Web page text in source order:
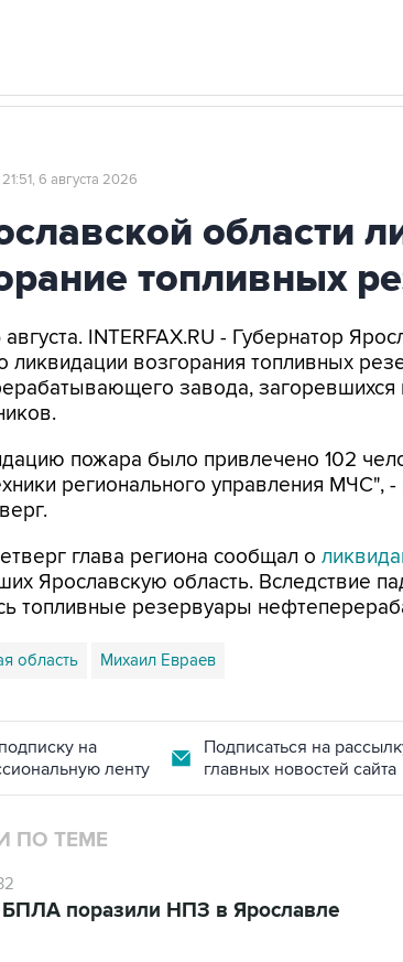
21:51, 6 августа 2026
области
топливных
INTERFAX.RU - Губернатор
ликвидации возгорания топливных
завода, загоревшихся
пожара было привлечено 102
регионального управления МЧС", -
глава региона сообщал о
Ярославскую область. Вследствие
топливные резервуары
область Михаил Евраев
на
ленту
Подписаться на
главных новостей сайта
ПО ТЕМЕ
поразили НПЗ в Ярославле